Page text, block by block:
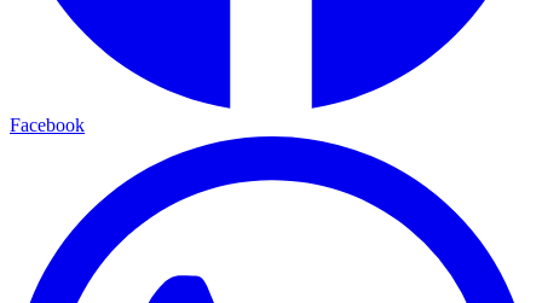
Facebook